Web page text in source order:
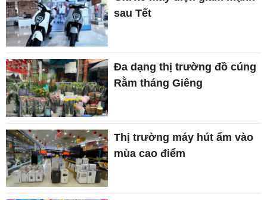
sau Tết
Đa dạng thị trường đồ cúng
Rằm tháng Giêng
Thị trường máy hút ẩm vào
mùa cao điểm